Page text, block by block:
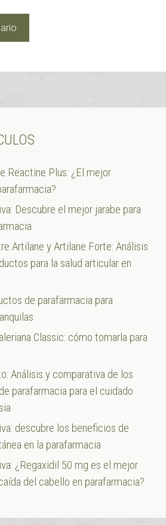
Reactine Plus: ¿El mejor
Descubre el mejor jarabe para
Artilane y Artilane Forte: Análisis
para la salud articular en
de parafarmacia para
Classic: cómo tomarla para
Análisis y comparativa de los
parafarmacia para el cuidado
descubre los beneficios de
en la parafarmacia
¿Regaxidil 50 mg es el mejor
del cabello en parafarmacia?